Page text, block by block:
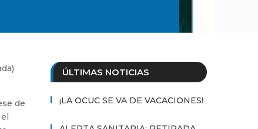
de
ÚLTIMAS NOTICIAS
¡LA OCUC SE VA DE VACACIONES!